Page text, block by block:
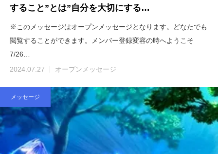
すること”とは”自分を大切にする…
※このメッセージはオープンメッセージとなります。どなたでも
閲覧することができます。メンバー登録変容の時へようこそ
7/26…
2024.07.27
オープンメッセージ
メッセージ